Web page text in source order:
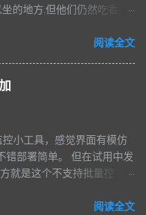
的地方.但他们仍然吃香很
,离南京市中心很近.阅读全文
小工具，感觉界面有模仿
错部署简单。 但在试用中发
就是这个不支持批量控
有一个解决方案，通过官网
阅读全文